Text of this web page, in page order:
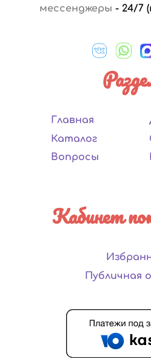
мессенджеры - 24/7
Главная
Каталог
Вопросы
Кабинет
Публичная